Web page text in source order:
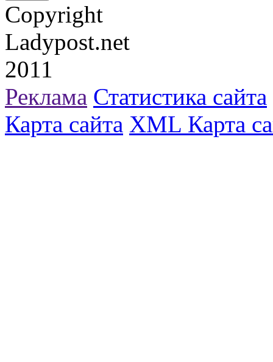
Copyright
Ladypost.net
2011
Реклама Статистика сайта
Карта сайта XML Карта